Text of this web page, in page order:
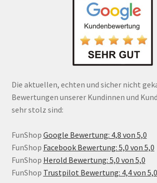
Die aktuellen, echten und sicher nicht
Bewertungen unserer Kundinnen und
sehr stolz sind:
FunShop Google Bewertung: 4,8 von 5,0
FunShop Facebook Bewertung: 5,0 von 5,0
FunShop Herold Bewertung: 5,0 von 5,0
FunShop Trustpilot Bewertung: 4,4 von 5,0